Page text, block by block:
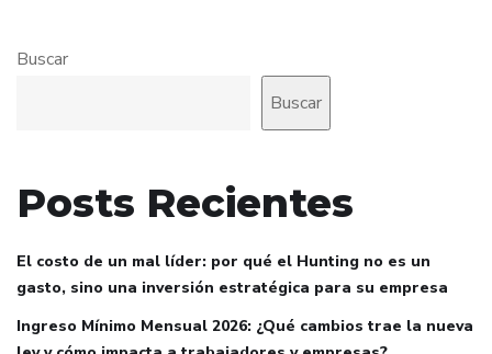
Buscar
Buscar
Posts Recientes
El costo de un mal líder: por qué el Hunting no es un
gasto, sino una inversión estratégica para su empresa
Ingreso Mínimo Mensual 2026: ¿Qué cambios trae la nueva